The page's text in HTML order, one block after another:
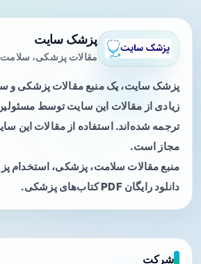
پزشک سایت
مقالات پزشکی،
پزشک سایت، یک منبع مقالات پزشکی
زیادی از مقالات این سایت توسط
ترجمه شده‌اند. استفاده از مقالات این
مجاز است.
منبع مقالات سلامت، پزشکی، استخدام
دانلود رایگان PDF کتاب‌های پزشکی.
شرکت